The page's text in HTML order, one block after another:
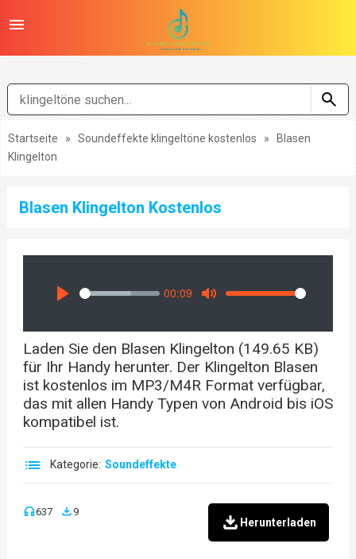
Startseite » Soundeffekte klingeltöne kostenlos »
Blasen
Klingelton
Blasen Klingelton Kostenlos
Seek
00:09
Volume
Laden Sie den Blasen Klingelton (149.65 KB)
für Ihr Handy herunter. Der Klingelton Blasen
ist kostenlos im MP3/M4R Format verfügbar,
das mit allen Handy Typen von Android bis iOS
kompatibel ist.
Kategorie: Soundeffekte
637 9
Herunterladen